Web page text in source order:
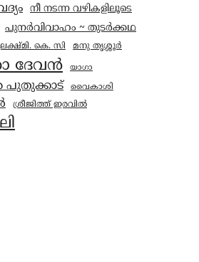
നീ നടന്ന വഴികളിലൂടെ
പുനർവിവാഹം ~ തുടർക്കഥ
കെ. സി
മനു തൃശ്ശൂർ
ദേവൻ യാഗാ
പുതുക്കാട് വൈകാശി
ശ്രീജിത്ത് ഇരവിൽ